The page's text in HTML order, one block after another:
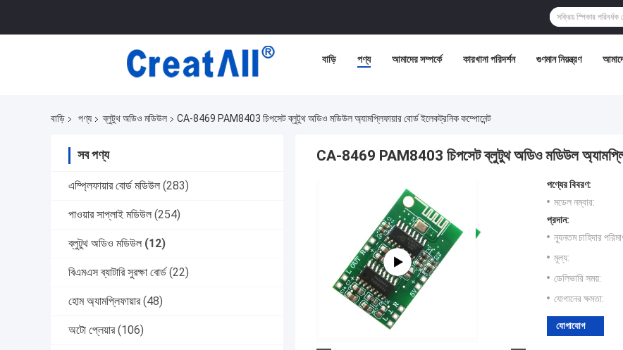
বাড়ি পণ্য আমাদের সম্পর্কে কারখানা পরিদর্শন গুণমান নিয়ন্ত্রণ
বাড়ি পণ্য ব্লুটুথ অডিও মডিউল CA-8469 PAM8403 চিপসেট ব্লুটুথ অডিও মডিউল অ্যামপ্লিফায়ার বোর্ড ইলেকট্রনিক কম্পোনেন্ট
সব পণ্য
এম্প্লিফায়ার বোর্ড মডিউল (283)
পাওয়ার সাপ্লাই মডিউল (254)
ব্লুটুথ অডিও মডিউল (12)
বিএমএস ব্যাটারি সুরক্ষা বোর্ড (22)
হোম অ্যামপ্লিফায়ার (48)
অটো প্লেয়ার (106)
CA-8469 PAM8403 চিপসেট ব্লুটুথ অডিও মডিউল
পণ্যের বিবরণ:
মডেল নম্বার:
প্রদান:
ন্যূনতম চাহিদার
মূল্য:
ডেলিভারি সময়:
যোগানের ক্ষমতা:
যোগাযোগ